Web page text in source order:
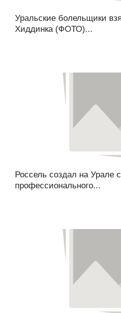
Уральские болельщики
Хиддинка (ФОТО)...
Россель создал на Урале
профессионального...